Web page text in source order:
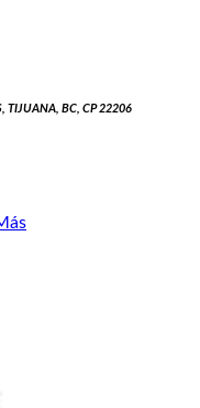
TIJUANA, BC, CP 22206